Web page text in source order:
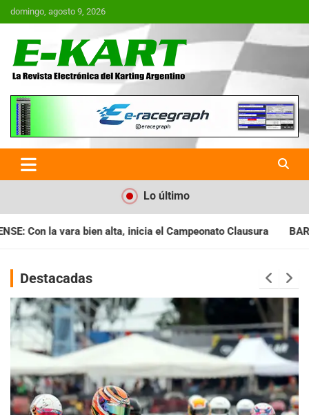
Saltar
al
domingo, agosto 9, 2026
E-Kart.com.ar | La Revista
Electrónica del Karting en
Argentina
Lo último
el Campeonato Clausura BARILOCHENSE: Preparan una
Destacadas